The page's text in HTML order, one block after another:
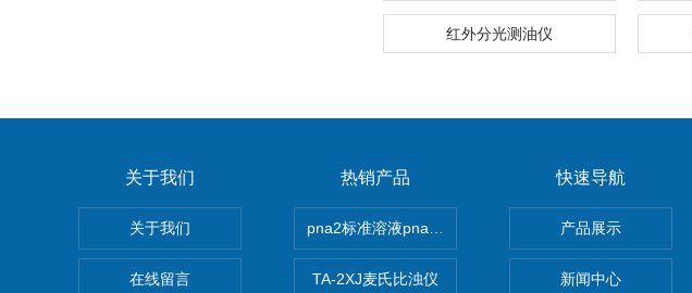
红外分光测油仪
关于我们
关于我们
在线留言
热销产品
pna2标准溶液pna3 pna4 pna5 pna6纳离子
TA-2XJ麦氏比浊仪
快速导航
产品展示
新闻中心